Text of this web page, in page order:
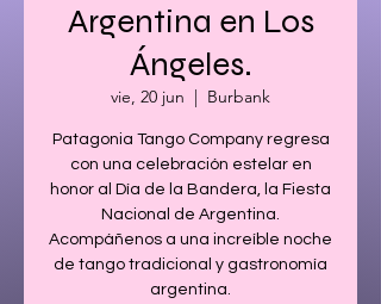
Argentina en Los
Ángeles.
vie, 20 jun
  |
Burbank
Patagonia Tango Company regresa
con una celebración estelar en
honor al Día de la Bandera, la Fiesta
Nacional de Argentina.
Acompáñenos a una increíble noche
de tango tradicional y gastronomía
argentina.